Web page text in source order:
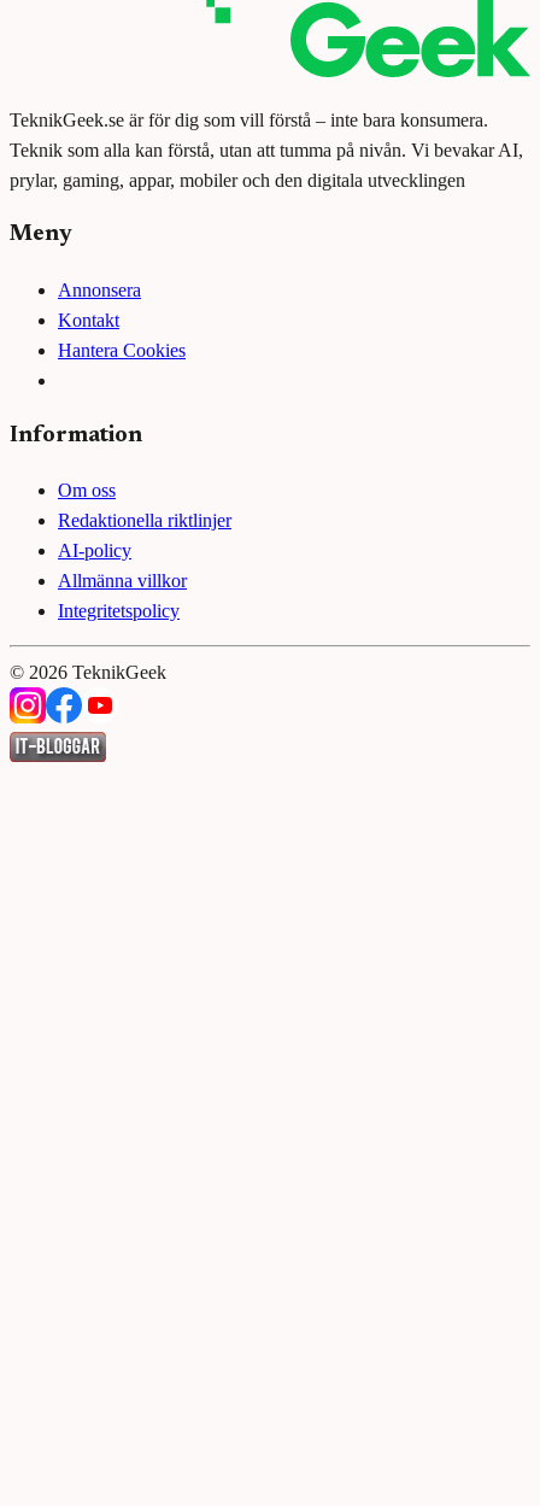
TeknikGeek.se är för dig som vill förstå – inte bara konsumera.
Teknik som alla kan förstå, utan att tumma på nivån. Vi bevakar AI,
prylar, gaming, appar, mobiler och den digitala utvecklingen
Meny
Annonsera
Kontakt
Hantera Cookies
Information
Om oss
Redaktionella riktlinjer
AI-policy
Allmänna villkor
Integritetspolicy
© 2026 TeknikGeek